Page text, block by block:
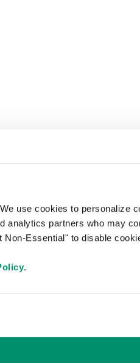
use cookies to personalize
analytics partners who may
Non-Essential" to disable
.